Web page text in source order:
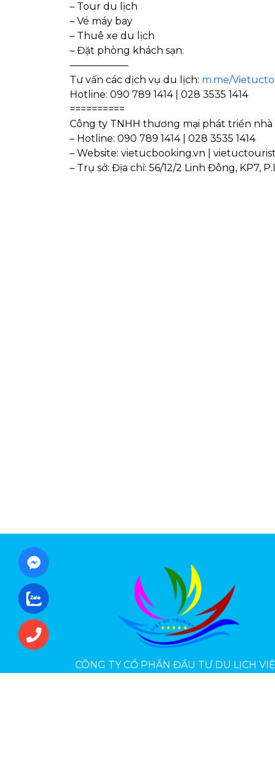
– Tour du lịch
– Vé máy bay
– Thuê xe du lịch
– Đặt phòng khách sạn.
——————
Tư vấn các dịch vụ du lịch: m.me/
Hotline: 090 789 1414 | 028 3535 1414
==========
Công ty TNHH thương mại phát triển nhà
– Hotline: 090 789 1414 | 028 3535 1414
– Website: vietucbooking.vn |
– Trụ sở: Địa chỉ: 56/12/2 Linh Đông, KP7,
CÔNG TY CỔ PHẦN ĐẦU TƯ DU LỊCH